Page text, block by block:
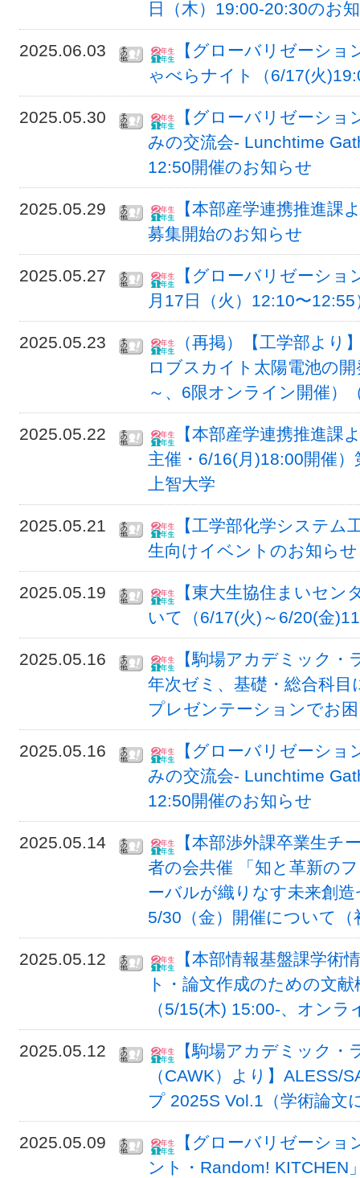
日（木）19:00-20:30のお
2025.06.03
【グローバリゼーシ
ゃべらナイト（6/17(火
2025.05.30
【グローバリゼーシ
みの交流会- Lunchtime
12:50開催のお知らせ
2025.05.29
【本部産学連携推進課
募集開始のお知らせ
2025.05.27
【グローバリゼーシ
月17日（火）12:10〜12:55
2025.05.23
（再掲）【工学部より
ロブスカイト太陽電池の
～、6限オンライン開催）
2025.05.22
【本部産学連携推進課
主催・6/16(月)18:00開催
上智大学
2025.05.21
【工学部化学システ
生向けイベントのお知らせ
2025.05.19
【東大生協住まいセ
いて（6/17(火)～6/20(金
2025.05.16
【駒場アカデミック
年次ゼミ、基礎・総合科
プレゼンテーションでお
2025.05.16
【グローバリゼーシ
みの交流会- Lunchtime
12:50開催のお知らせ
2025.05.14
【本部渉外課卒業生チ
者の会共催 「知と革新の
ーバルが織りなす未来創
5/30（金）開催について（
2025.05.12
【本部情報基盤課学術
ト・論文作成のための文
（5/15(木) 15:00-、オンラ
2025.05.12
【駒場アカデミック
（CAWK）より】ALESS/
プ 2025S Vol.1（学術論文
2025.05.09
【グローバリゼーシ
ント・Random! KITCHEN